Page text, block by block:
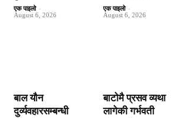
एक पाइलो -
August 6, 2026
एक पाइलो -
August 6, 2026
बाल यौन
दुर्व्यवहारसम्बन्धी
बाटाेमै प्रसव व्यथा
लागेकी गर्भवती